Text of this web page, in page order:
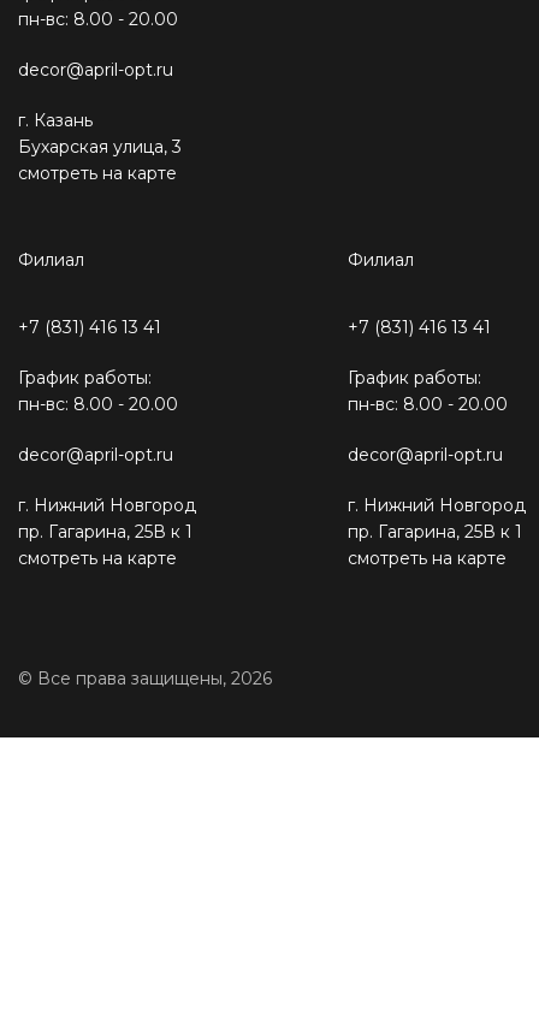
пн-вс: 8.00 - 20.00
decor@april-opt.ru
г. Казань
Бухарская улица, 3
смотреть на карте
Филиал
+7 (831) 416 13 41
График работы:
пн-вс: 8.00 - 20.00
decor@april-opt.ru
г. Нижний Новгород
пр. Гагарина, 25В к 1
смотреть на карте
Филиал
+7 (831) 416 13 41
График работы:
пн-вс: 8.00 - 20.00
decor@april-opt.ru
г. Нижний Новгород
пр. Гагарина, 25В к 1
смотреть на карте
© Все права защищены, 2026